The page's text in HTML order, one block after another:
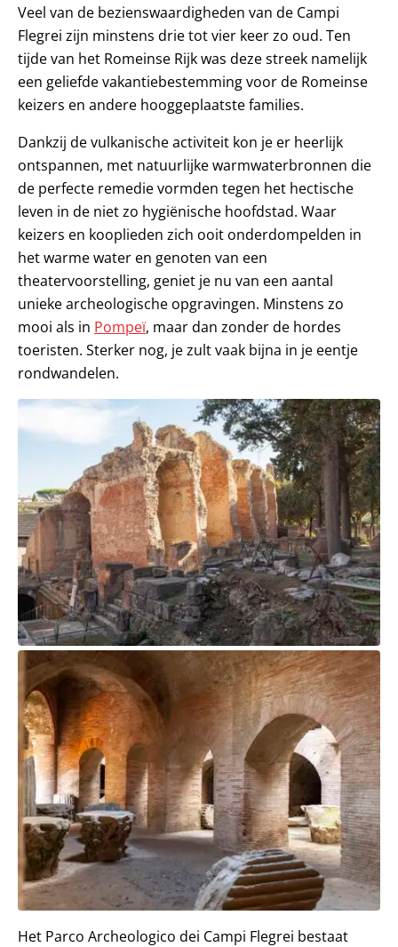
Veel van de bezienswaardigheden van de Campi
Flegrei zijn minstens drie tot vier keer zo oud. Ten
tijde van het Romeinse Rijk was deze streek namelijk
een geliefde vakantiebestemming voor de Romeinse
keizers en andere hooggeplaatste families.
Dankzij de vulkanische activiteit kon je er heerlijk
ontspannen, met natuurlijke warmwaterbronnen die
de perfecte remedie vormden tegen het hectische
leven in de niet zo hygiënische hoofdstad. Waar
keizers en kooplieden zich ooit onderdompelden in
het warme water en genoten van een
theatervoorstelling, geniet je nu van een aantal
unieke archeologische opgravingen. Minstens zo
mooi als in Pompeï, maar dan zonder de hordes
toeristen. Sterker nog, je zult vaak bijna in je eentje
rondwandelen.
Het Parco Archeologico dei Campi Flegrei bestaat